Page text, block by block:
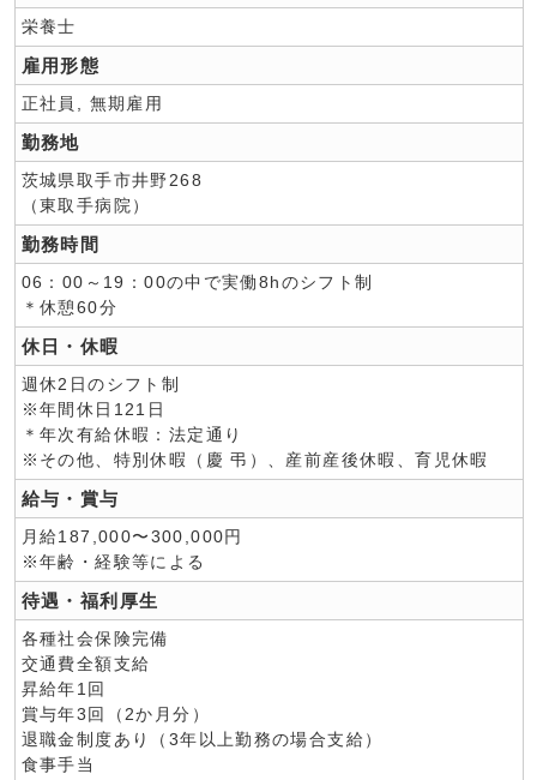
栄養士
雇用形態
正社員, 無期雇用
勤務地
茨城県取手市井野268
（東取手病院）
勤務時間
06：00～19：00の中で実働8hのシフト制
＊休憩60分
休日・休暇
週休2日のシフト制
※年間休日121日
＊年次有給休暇：法定通り
※その他、特別休暇（慶 弔）、産前産後休暇、育児休暇
給与・賞与
月給187,000〜300,000円
※年齢・経験等による
待遇・福利厚生
各種社会保険完備
交通費全額支給
昇給年1回
賞与年3回（2か月分）
退職金制度あり（3年以上勤務の場合支給）
⾷事⼿当